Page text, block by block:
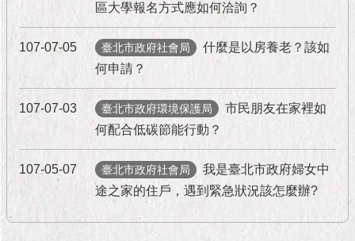
聯
絡
情
系
1999）
區大學報名方式應如何洽詢？
107-07-05 臺北市政府社會局
什麼是以房養老？該如
何申請？
107-07-03 臺北市政府環境保護局
市民朋友在家裡如
何配合低碳節能行動？
107-05-07 臺北市政府社會局
我是臺北市政府婦女中
途之家的住戶，遇到緊急狀況該怎麼辦?